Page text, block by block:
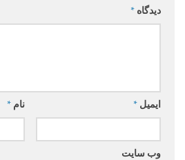
دیدگاه *
نام * ایمیل *
وب‌ سایت